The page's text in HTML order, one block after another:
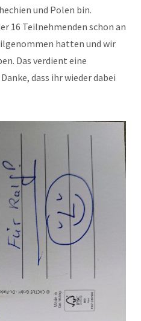
und Polen bin.
16 Teilnehmenden schon an
hatten und wir
Das verdient eine
dass ihr wieder dabei